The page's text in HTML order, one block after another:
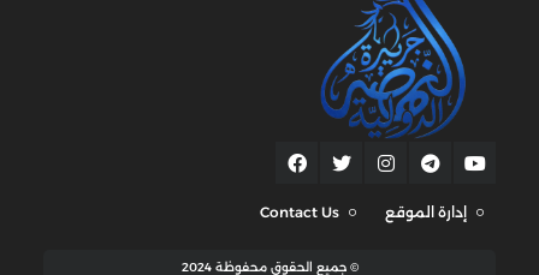
إدارة الموقع Contact Us
© جميع الحقوق محفوظة 2024